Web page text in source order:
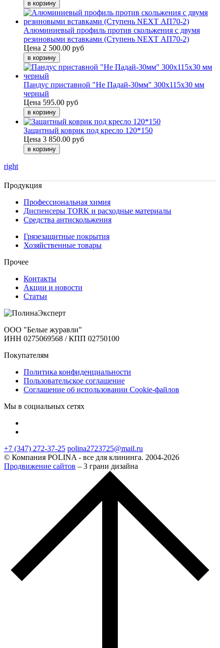
Алюминиевый профиль против скольжения с двумя
резиновыми вставками (Ступень NEXT АП70-2)
Цена 2 500.00 руб
Пандус приставной "Не Падай-30мм" 300х115х30 мм
черный
Цена 595.00 руб
Защитный коврик под кресло 120*150
Цена 3 850.00 руб
right
Продукция
Профессиональная химия
Диспенсеры TORK и расходные материалы
Cредства антискольжения
Грязезащитные покрытия
Хозяйственные товары
Прочее
Контакты
Акции и новости
Статьи
ООО "Белые журавли"
ИНН 0275069568 / КПП 02750100
Покупателям
Политика конфиденциальности
Пользовательское соглашение
Соглашение об использовании Cookie-файлов
Мы в социальных сетях
+7 (347) 272-37-25 polina2723725@mail.ru
© Компания POLINA - все для клининга. 2004-2026
Продвижение сайтов – 3 грани дизайна